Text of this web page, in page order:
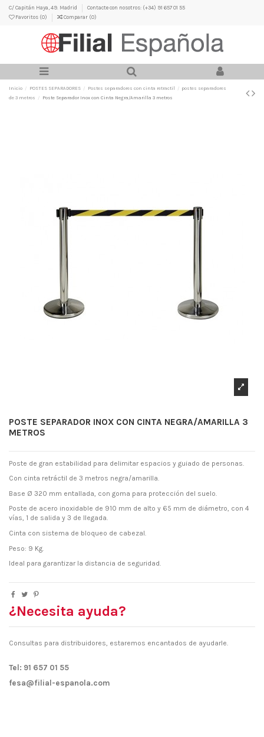
C/ Capitán Haya, 49. Madrid
Contacte con nosotros: (+34) 91 657 01 55
Favoritos (0) Comparar (0)
Inicio POSTES SEPARADORES Postes separadores con cinta retractil
postes separadores
de 3 metros
Poste Separador Inox con Cinta Negra/Amarilla 3 metros
POSTE SEPARADOR INOX CON CINTA NEGRA/AMARILLA 3
METROS
Poste de gran estabilidad para delimitar espacios y guiado de personas.
Con cinta retráctil de 3 metros negra/amarilla.
Base Ø 320 mm entallada, con goma para protección del suelo.
Poste de acero inoxidable de 910 mm de alto y 65 mm de diámetro, con 4
vías, 1 de salida y 3 de llegada.
Cinta con sistema de bloqueo de cabezal.
Peso: 9 Kg.
Ideal para garantizar la distancia de seguridad.
¿Necesita ayuda?
Consultas para distribuidores, estaremos encantados de ayudarle.
Tel: 91 657 01 55
fesa@filial-espanola.com